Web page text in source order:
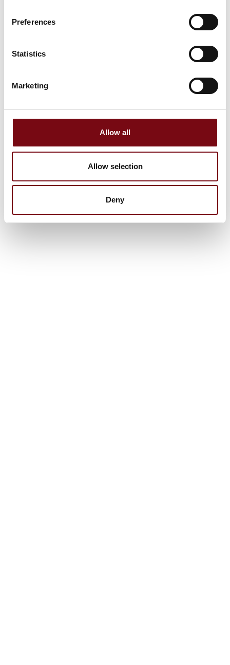
Preferences
Statistics
Marketing
Allow all
Allow selection
Deny